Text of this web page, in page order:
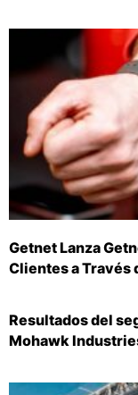
Getnet Lanza
Clientes a Través
Resultados del
Mohawk